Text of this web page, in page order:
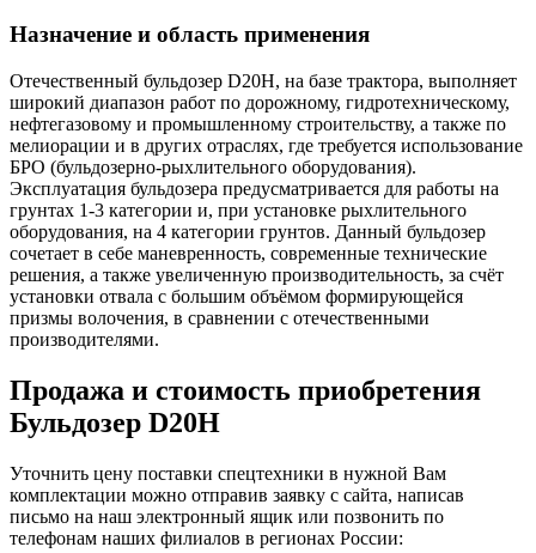
Назначение и область применения
Отечественный бульдозер D20H, на базе трактора, выполняет
широкий диапазон работ по дорожному, гидротехническому,
нефтегазовому и промышленному строительству, а также по
мелиорации и в других отраслях, где требуется использование
БРО (бульдозерно-рыхлительного оборудования).
Эксплуатация бульдозера предусматривается для работы на
грунтах 1-3 категории и, при установке рыхлительного
оборудования, на 4 категории грунтов. Данный бульдозер
сочетает в себе маневренность, современные технические
решения, а также увеличенную производительность, за счёт
установки отвала с большим объёмом формирующейся
призмы волочения, в сравнении с отечественными
производителями.
Продажа и cтоимость приобретения
Бульдозер D20H
Уточнить цену поставки спецтехники в нужной Вам
комплектации можно отправив заявку с сайта, написав
письмо на наш электронный ящик или позвонить по
телефонам наших филиалов в регионах России: